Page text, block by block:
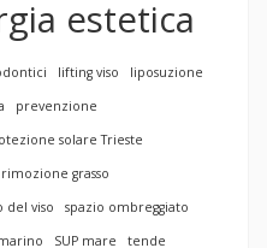
estetica
lifting viso
liposuzione
prevenzione
solare Trieste
rimozione grasso
del viso
spazio ombreggiato
SUP mare
tende